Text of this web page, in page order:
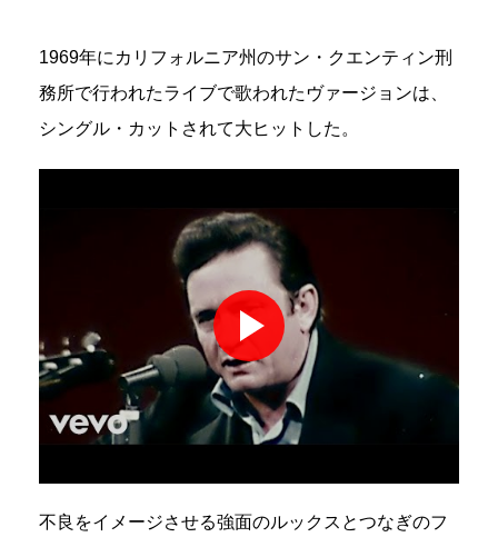
1969年にカリフォルニア州のサン・クエンティン刑
務所で行われたライブで歌われたヴァージョンは、
シングル・カットされて大ヒットした。
不良をイメージさせる強面のルックスとつなぎのフ